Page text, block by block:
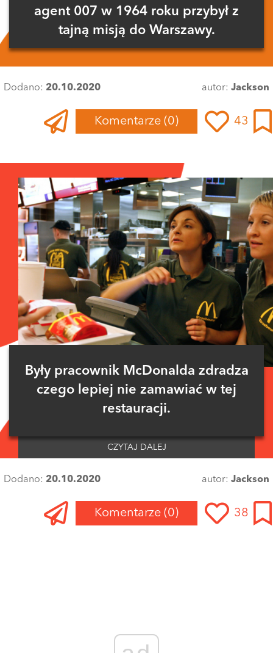
agent 007 w 1964 roku przybył z
tajną misją do Warszawy.
Dodano: 20.10.2020 autor: Jackson
Komentarze (0) 43
Były pracownik McDonalda zdradza
czego lepiej nie zamawiać w tej
restauracji.
CZYTAJ DALEJ
Dodano: 20.10.2020 autor: Jackson
Komentarze (0) 38